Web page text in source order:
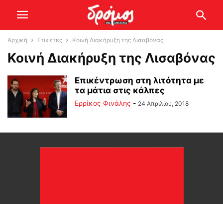
Αρχική Ετικέτες Κοινή Διακήρυξη της Λισαβόνας
Κοινή Διακήρυξη της Λισαβόνας
Επικέντρωση στη λιτότητα με
τα μάτια στις κάλπες
Ερρίκος Φινάλης - 24 Απριλίου, 2018